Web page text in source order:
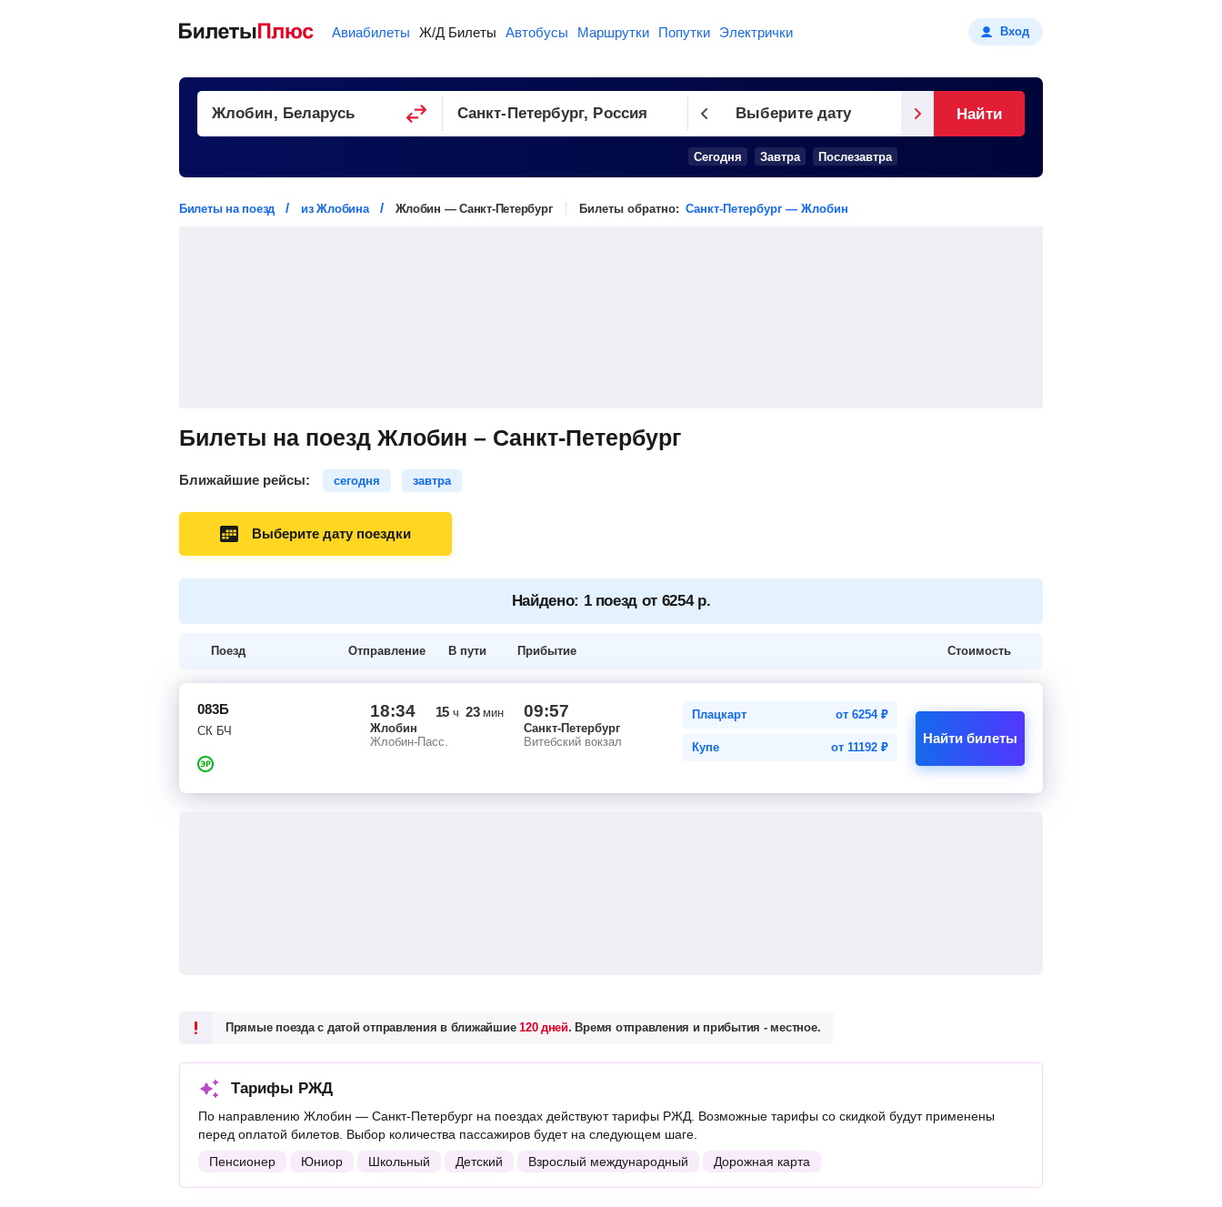
Авиабилеты Ж/Д Билеты Автобусы Маршрутки Попутки Электрички Вход
Выберите дату
Сегодня Завтра Послезавтра
Найти
Билеты на поезд из Жлобина Жлобин — Санкт-Петербург Билеты обратно: Санкт-Петербург — Жлобин
Билеты на поезд Жлобин – Санкт-Петербург
Ближайшие рейсы: сегодня завтра
Выберите дату поездки
Найдено: 1 поезд от 6254 р.
Поезд Отправление В пути Прибытие Стоимость
083Б
СК БЧ
18:34 15 ч 23мин
Жлобин
Жлобин-Пасс.
09:57
Санкт-Петербург
Витебский вокзал
Плацкарт от 6254₽
Купе от 11192 ₽
Найти билеты
Прямые поезда с датой отправления в ближайшие120 дней. Время отправления и прибытия - местное.
Тарифы РЖД
По направлению Жлобин — Санкт-Петербург на поездах действуют тарифы РЖД. Возможные тарифы со скидкой будут применены
перед оплатой билетов. Выбор количества пассажиров будет на следующем шаге.
Пенсионер
Юниор Школьный Детский Взрослый международный Дорожная карта